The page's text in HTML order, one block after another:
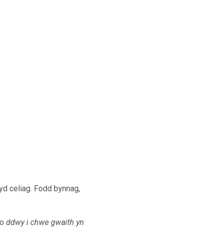
celiag. Fodd bynnag,
ddwy i chwe gwaith yn